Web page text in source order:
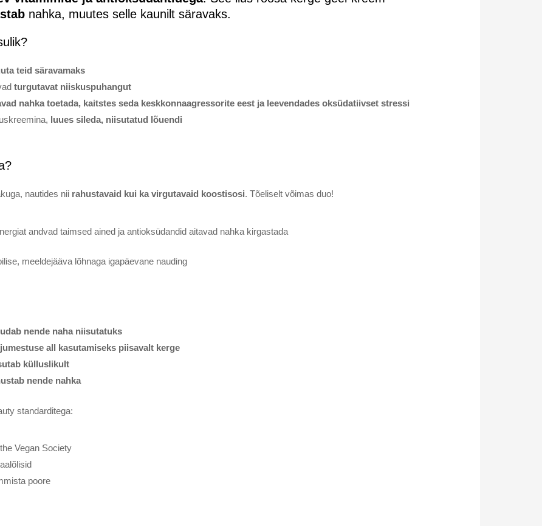
nahka, muutes selle kaunilt säravaks.
teid säravamaks
turgutavat niiskuspuhangut
nahka toetada, kaitstes seda keskkonnaagressorite eest ja leevendades oksüdatiivset stressi
luues sileda, niisutatud lõuendi
nautides nii rahustavaid kui ka virgutavaid koostisosi. Tõeliselt võimas duo!
andvad taimsed ained ja antioksüdandid aitavad nahka kirgastada
meeldejääva lõhnaga igapäevane nauding
nende naha niisutatuks
all kasutamiseks piisavalt kerge
külluslikult
nende nahka
standarditega:
Vegan Society
poore